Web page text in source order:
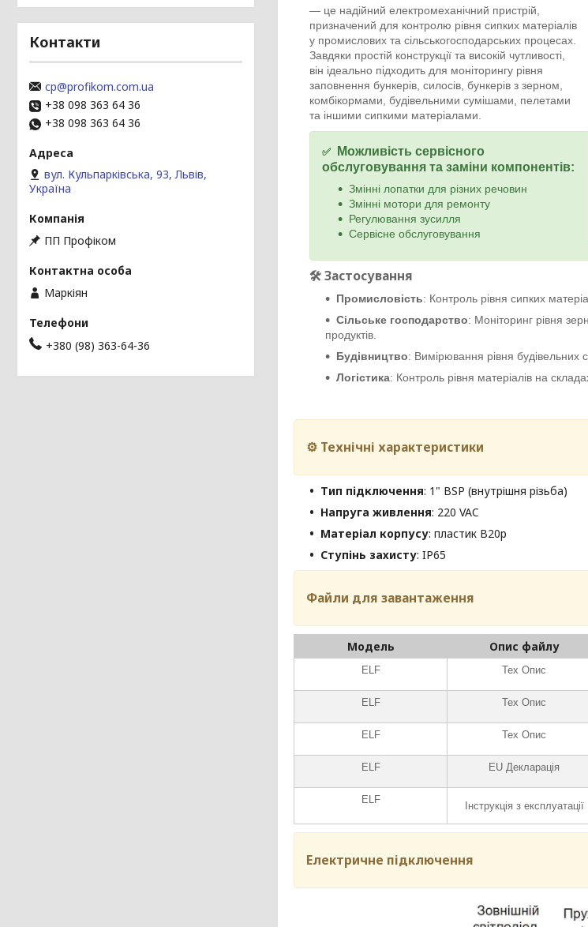
— це надійний електромеханічний пристрій,
призначений для контролю рівня сипких матеріалів
у промислових та сільськогосподарських процесах.
Завдяки простій конструкції та високій чутливості,
він ідеально підходить для моніторингу рівня
заповнення бункерів, силосів, бункерів з зерном,
комбікормами, будівельними сумішами, пелетами
та іншими сипкими матеріалами.
✅
Можливість сервісного
обслуговування та заміни компонентів:
Змінні лопатки для різних речовин
Змінні мотори для ремонту
Регулювання зусилля
Сервісне обслуговування
🛠️Застосування
Промисловість: Контроль рівня сипких
Сільське господарство: Моніторинг рівня
продуктів.
Будівництво: Вимірювання рівня
Логістика: Контроль рівня матеріалів на
⚙️ Технічні характеристики
Тип підключення: 1" BSP (внутрішня різьба)
Напруга живлення: 220 VAC
Матеріал корпусу: пластик B20p
Ступінь захисту: IP65
Файли для завантаження
Модель Опис файлу
ELF Тех Опис
ELF Тех Опис
ELF Тех Опис
ELF EU Декларація
ELF
Інструкція з експлуатації
Електричне підключення
Контакти
cp@profikom.com.ua
+38 098 363 64 36
+38 098 363 64 36
вул. Кульпарківська, 93, Львів,
Україна
ПП Профіком
Маркіян
+380 (98) 363-64-36